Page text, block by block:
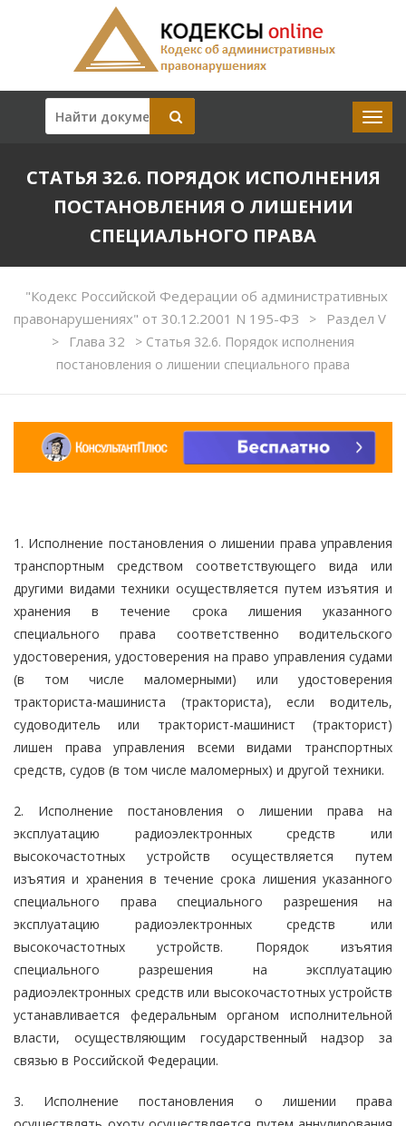
СТАТЬЯ 32.6. ПОРЯДОК ИСПОЛНЕНИЯ
ПОСТАНОВЛЕНИЯ О ЛИШЕНИИ
СПЕЦИАЛЬНОГО ПРАВА
"Кодекс Российской Федерации об административных
правонарушениях" от 30.12.2001 N 195-ФЗ
> Раздел V
> Глава 32 > Статья 32.6. Порядок исполнения
постановления о лишении специального права
1. Исполнение постановления о лишении права управления
транспортным средством соответствующего вида или
другими видами техники осуществляется путем изъятия и
хранения в течение срока лишения указанного
специального права соответственно водительского
удостоверения, удостоверения на право управления судами
(в том числе маломерными) или удостоверения
тракториста-машиниста (тракториста), если водитель,
судоводитель или тракторист-машинист (тракторист)
лишен права управления всеми видами транспортных
средств, судов (в том числе маломерных) и другой техники.
2. Исполнение постановления о лишении права на
эксплуатацию радиоэлектронных средств или
высокочастотных устройств осуществляется путем
изъятия и хранения в течение срока лишения указанного
специального права специального разрешения на
эксплуатацию радиоэлектронных средств или
высокочастотных устройств. Порядок изъятия
специального разрешения на эксплуатацию
радиоэлектронных средств или высокочастотных устройств
устанавливается федеральным органом исполнительной
власти, осуществляющим государственный надзор за
связью в Российской Федерации.
3. Исполнение постановления о лишении права